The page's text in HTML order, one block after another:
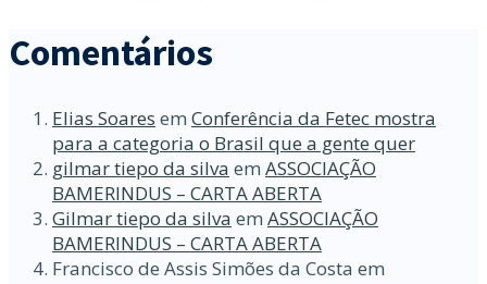
Comentários
Elias Soares em Conferência da Fetec mostra
para a categoria o Brasil que a gente quer
gilmar tiepo da silva em ASSOCIAÇÃO
BAMERINDUS – CARTA ABERTA
Gilmar tiepo da silva em ASSOCIAÇÃO
BAMERINDUS – CARTA ABERTA
Francisco de Assis Simões da Costa em